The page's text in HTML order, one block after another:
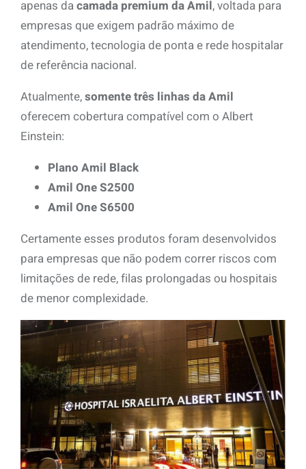
apenas dacamada premium da Amil, voltada para
empresas que exigem padrão máximo de
atendimento, tecnologia de ponta e rede hospitalar
de referência nacional.
Atualmente,somente três linhas da Amil
oferecem cobertura compatível com o Albert
Einstein:
Plano Amil Black
Amil One S2500
Amil One S6500
Certamente esses produtos foram desenvolvidos
para empresas que não podem correr riscos com
limitações de rede, filas prolongadas ou hospitais
de menor complexidade.